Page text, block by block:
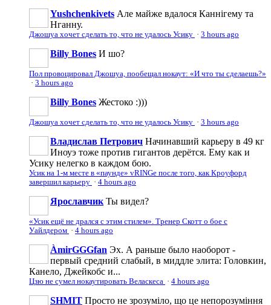
Yushchenkivets Але майже вдалося Каннігему та
Нганну.
Джошуа хочет сделать то, что не удалось Усику · 3 hours ago
Billy Bones И шо?
Пол провоцировал Джошуа, пообещал нокаут: «И что ты сделаешь?»
· 3 hours ago
Billy Bones Жестоко :)))
Джошуа хочет сделать то, что не удалось Усику · 3 hours ago
Владислав Петрович Начинавший карьеру в 49 кг
Иноуэ тоже против гигантов дерётся. Ему как и
Усику нелегко в каждом бою.
Усик на 1-м месте в «паунде» vRINGe после того, как Кроуфорд
завершил карьеру · 4 hours ago
Ярославчик Ты видел?
«Усик ещё не дрался с этим стилем». Тренер Скотт о бое с
Уайлдером · 4 hours ago
ÀmirGGGfan Эх. А раньше было наоборот -
первый средний слабый, в миддле элита: Головкин,
Канело, Джейкобс и...
Цзю не сумел нокаутировать Веласкеса · 4 hours ago
SHMIT Просто не зрозуміло, що це непорозуміння